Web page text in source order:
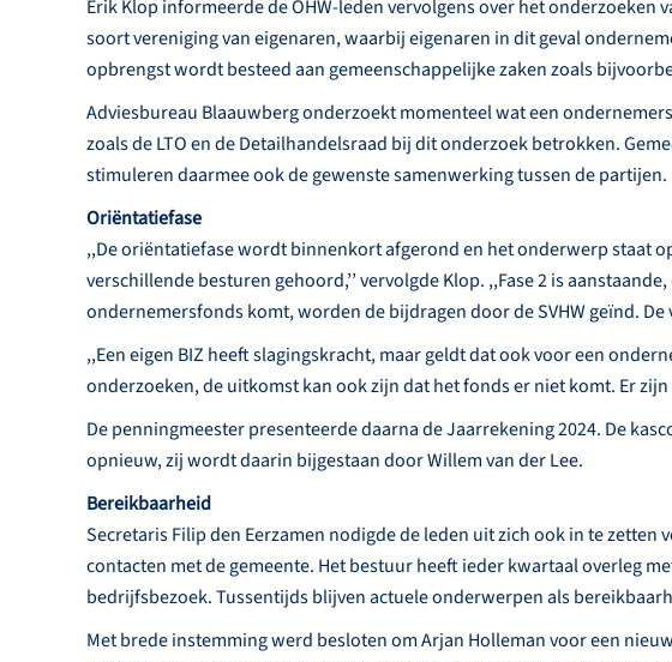
Erik Klop informeerde de OHW-leden vervolgens over het
soort vereniging van eigenaren, waarbij eigenaren in dit geval
opbrengst wordt besteed aan gemeenschappelijke zaken zoals
Adviesbureau Blaauwberg onderzoekt momenteel wat een
zoals de LTO en de Detailhandelsraad bij dit onderzoek betrokken.
stimuleren daarmee ook de gewenste samenwerking tussen de partijen.
Oriëntatiefase
,,De oriëntatiefase wordt binnenkort afgerond en het onderwerp staat
verschillende besturen gehoord,’’ vervolgde Klop. ,,Fase 2 is
ondernemersfonds komt, worden de bijdragen door de SVHW geïnd.
,,Een eigen BIZ heeft slagingskracht, maar geldt dat ook voor een
onderzoeken, de uitkomst kan ook zijn dat het fonds er niet komt. Er
De penningmeester presenteerde daarna de Jaarrekening 2024. De
opnieuw, zij wordt daarin bijgestaan door Willem van der Lee.
Bereikbaarheid
Secretaris Filip den Eerzamen nodigde de leden uit zich ook in te
contacten met de gemeente. Het bestuur heeft ieder kwartaal overleg
bedrijfsbezoek. Tussentijds blijven actuele onderwerpen als
Met brede instemming werd besloten om Arjan Holleman voor een